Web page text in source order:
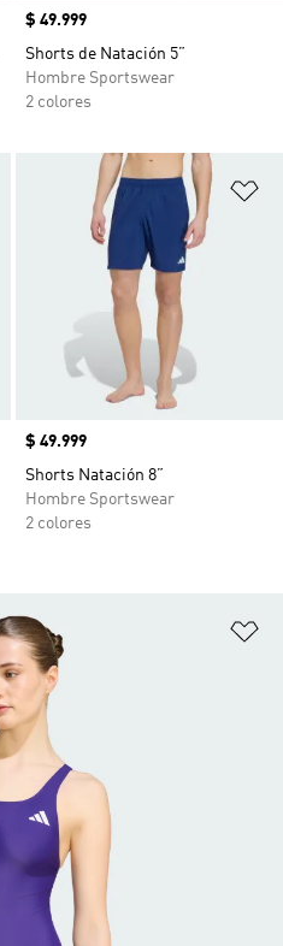
Precio
$ 49.999
Shorts de Natación 5”
Hombre Sportswear
2 colores
Añadir a la lista de deseos
Precio
$ 49.999
Shorts Natación 8”
Hombre Sportswear
2 colores